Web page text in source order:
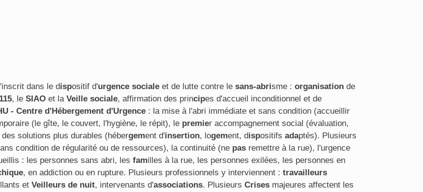
dans le dispositif d'urgence sociale et de lutte contre le sans-abrisme : organisation de
115, le SIAO et la Veille sociale, affirmation des principes d'accueil inconditionnel et de
- Centre d'Hébergement d'Urgence : la mise à l'abri immédiate et sans condition (accueillir
(le gîte, le couvert, l'hygiène, le répit), le premier accompagnement social (évaluation,
solutions plus durables (hébergement d'insertion, logement, dispositifs adaptés). Plusieurs
condition de régularité ou de ressources), la continuité (ne pas remettre à la rue), l'urgence
: les personnes sans abri, les familles à la rue, les personnes exilées, les personnes en
, en addiction ou en rupture. Plusieurs professionnels y interviennent : travailleurs
et Veilleurs de nuit, intervenants d'associations. Plusieurs Crises majeures affectent les